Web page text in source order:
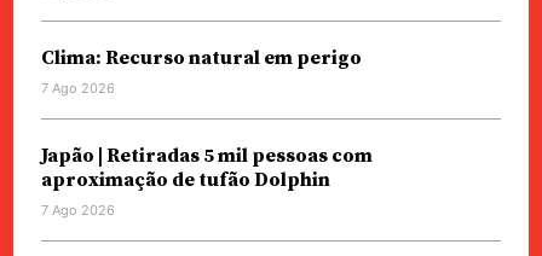
Clima: Recurso natural em perigo
7 Ago 2026
Japão | Retiradas 5 mil pessoas com
aproximação de tufão Dolphin
7 Ago 2026